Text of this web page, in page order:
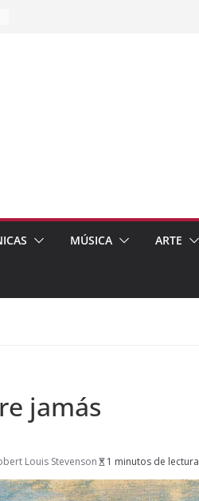
MÚSICA ARTE
jamás
Louis Stevenson 1 minutos de lectura